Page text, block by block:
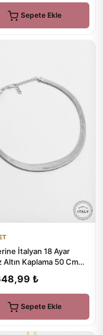
Sepete Ekle
İtalyan 18 Ayar
Altın Kaplama 50 Cm
₺
Sepete Ekle